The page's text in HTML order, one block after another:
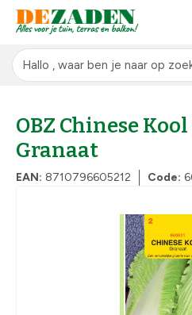
OBZ Chinese
Granaat
EAN: 8710796605212 Code: